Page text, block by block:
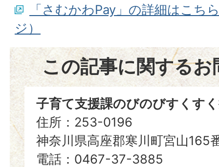
「さむかわPay」の詳細はこち
ジ）
この記事に関するお
子育て支援課のびのびすくす
住所：253-0196
神奈川県高座郡寒川町宮山165
電話：0467-37-3885